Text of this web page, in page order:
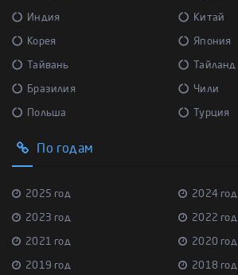
Индия Китай
Корея Япония
Тайвань Тайланд
Бразилия Чили
Польша Турция
По годам
2025 год 2024 год
2023 год 2022 год
2021 год 2020 год
2019 год 2018 год